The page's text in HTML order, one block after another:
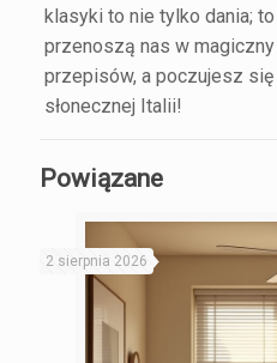
klasyki to nie tylko dania;
przenoszą nas w magiczny
przepisów, a poczujesz się
słonecznej Italii!
Powiązane
2 sierpnia 2026